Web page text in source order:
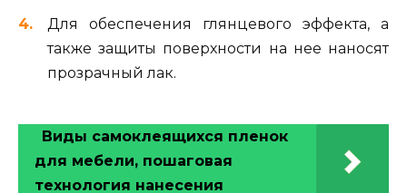
Для обеспечения глянцевого эффекта, а
также защиты поверхности на нее наносят
прозрачный лак.
Виды самоклеящихся пленок
для мебели, пошаговая
технология нанесения